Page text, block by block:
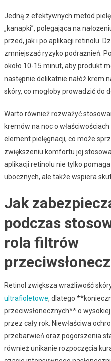
Jedną z efektywnych metod
„kanapki”, polegająca na
przed, jak i po aplikacji retinolu.
zmniejszać ryzyko podrażnień.
około 10-15 minut, aby produkt
następnie delikatnie nałóż krem
skóry, co mogłoby prowadzić do
Warto również rozważyć
kremów na noc o
element pielęgnacji, co może
zwiększeniu komfortu jej
aplikacji retinolu nie tylko
ubocznych, ale także wspiera
Jak
podczas
rola filtrów
Retinol zwiększa wrażliwość
ultrafioletowe, dlatego
przeciwsłonecznych** o
przez cały rok. Niewłaściwa
przebarwień oraz pogorszenia
również unikanie rozpoczęcia